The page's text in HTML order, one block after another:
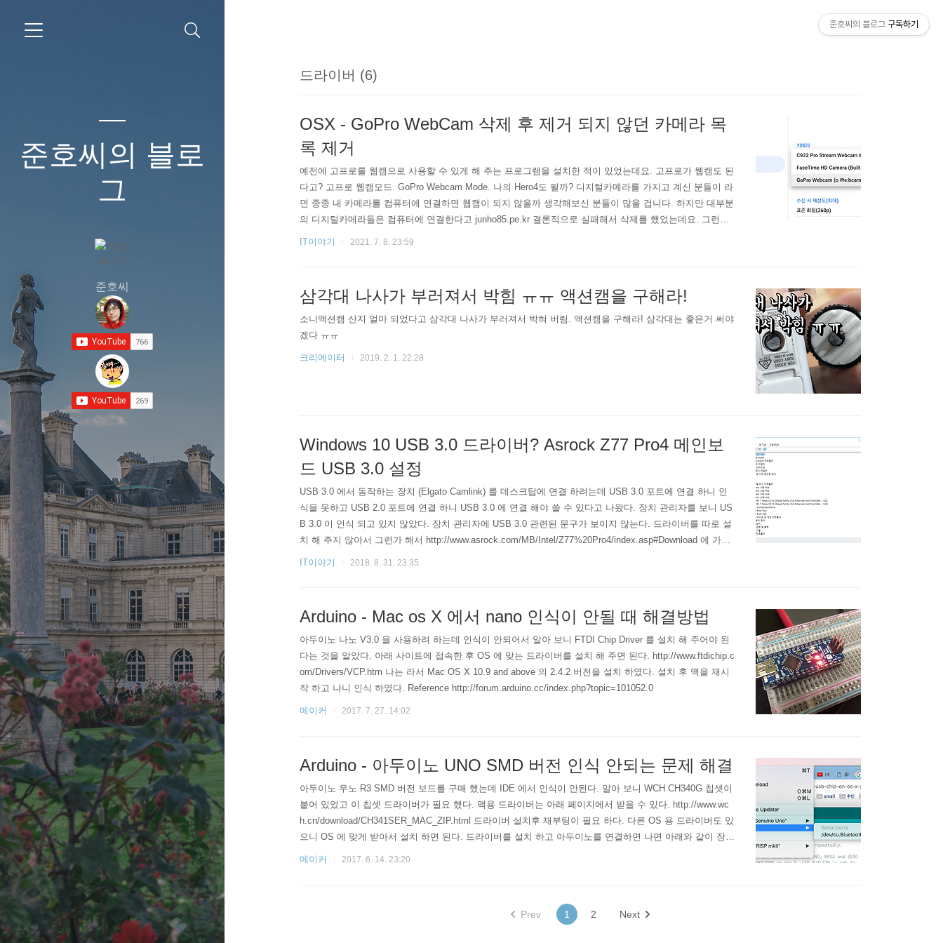
준호씨의 블로
그
준호씨
드라이버 (6)
OSX - GoPro WebCam 삭제 후 제거 되지 않던 카메라 목
록 제거
예전에 고프로를 웹캠으로 사용할 수 있게 해 주는 프로그램을 설치한 적이 있었는데요. 고프로가 웹캠도 된
다고? 고프로 웹캠모드. GoPro Webcam Mode. 나의 Hero4도 될까? 디지털카메라를 가지고 계신 분들이 라
면 종종 내 카메라를 컴퓨터에 연결하면 웹캠이 되지 않을까 생각해보신 분들이 많을 겁니다. 하지만 대부분
의 디지털카메라들은 컴퓨터에 연결한다고 junho85.pe.kr 결론적으로 실패해서 삭제를 했었는데요. 그런데
이상하게도 카메라 목록에서는 삭제되지 않고 계속 남아 있더군요. 아마 드라이버가 남아 있는 거 같긴 한데
IT이야기 2021. 7. 8. 23:59
삼각대 나사가 부러져서 박힘 ㅠㅠ 액션캠을 구해라!
소니액션캠 산지 얼마 되었다고 삼각대 나사가 부러져서 박혀 버림. 액션캠을 구해라! 삼각대는 좋은거 써야
겠다 ㅠㅠ
크리에이터 2019. 2. 1. 22:28
Windows 10 USB 3.0 드라이버? Asrock Z77 Pro4 메인보
드 USB 3.0 설정
USB 3.0 에서 동작하는 장치 (Elgato Camlink) 를 데스크탑에 연결 하려는데 USB 3.0 포트에 연결 하니 인
식을 못하고 USB 2.0 포트에 연결 하니 USB 3.0 에 연결 해야 쓸 수 있다고 나왔다. 장치 관리자를 보니 US
B 3.0 이 인식 되고 있지 않았다. 장치 관리자에 USB 3.0 관련된 문구가 보이지 않는다. 드라이버를 따로 설
치 해 주지 않아서 그런가 해서 http://www.asrock.com/MB/Intel/Z77%20Pro4/index.asp#Download 에 가서
이것저것 다운받아서 설치 해 보았다. 그래도 USB 3.0 장치가 인식 되지는 않았다. 이래저래 검색 해 보니
IT이야기 2018. 8. 31. 23:35
Arduino - Mac os X 에서 nano 인식이 안될 때 해결방법
아두이노 나노 V3.0 을 사용하려 하는데 인식이 안되어서 알아 보니 FTDI Chip Driver 를 설치 해 주어야 된
다는 것을 알았다. 아래 사이트에 접속한 후 OS 에 맞는 드라이버를 설치 해 주면 된다. http://www.ftdichip.c
om/Drivers/VCP.htm 나는 라서 Mac OS X 10.9 and above 의 2.4.2 버전을 설치 하였다. 설치 후 맥을 재시
작 하고 나니 인식 하였다. Reference http://forum.arduino.cc/index.php?topic=101052.0
메이커 2017. 7. 27. 14:02
Arduino - 아두이노 UNO SMD 버전 인식 안되는 문제 해결
아두이노 우노 R3 SMD 버전 보드를 구매 했는데 IDE 에서 인식이 안된다. 알아 보니 WCH CH340G 칩셋이
붙어 있었고 이 칩셋 드라이버가 필요 했다. 맥용 드라이버는 아래 페이지에서 받을 수 있다. http://www.wc
h.cn/download/CH341SER_MAC_ZIP.html 드라이버 설치후 재부팅이 필요 하다. 다른 OS 용 드라이버도 있
으니 OS 에 맞게 받아서 설치 하면 된다. 드라이버를 설치 하고 아두이노를 연결하면 나면 아래와 같이 장치
가 잡히는 것을 볼 수 있다. 참고 http://tomtomheylen.com/categories/DIY/Fix_Chinese_Arduino_clone_prob
메이커 2017. 6. 14. 23:20
Prev 1 2 Next
준호씨의 블로그 구독하기